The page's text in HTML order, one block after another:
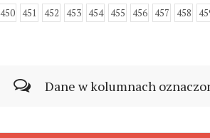
450 451 452 453 454 455 456 457 458
Dane w kolumnach